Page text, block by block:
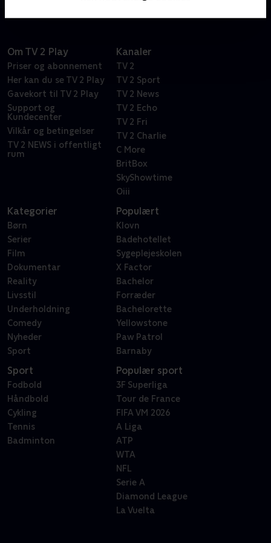
Om TV 2 Play
Priser og abonnement
Her kan du se TV 2 Play
Gavekort til TV 2 Play
Support og
Kundecenter
Vilkår og betingelser
TV 2 NEWS i offentligt
rum
Kanaler
TV 2
TV 2 Sport
TV 2 News
TV 2 Echo
TV 2 Fri
TV 2 Charlie
C More
BritBox
SkyShowtime
Oiii
Kategorier
Børn
Serier
Film
Dokumentar
Reality
Livsstil
Underholdning
Comedy
Nyheder
Sport
Populært
Klovn
Badehotellet
Sygeplejeskolen
X Factor
Bachelor
Forræder
Bachelorette
Yellowstone
Paw Patrol
Barnaby
Sport
Fodbold
Håndbold
Cykling
Tennis
Badminton
Populær sport
3F Superliga
Tour de France
FIFA VM 2026
A Liga
ATP
WTA
NFL
Serie A
Diamond League
La Vuelta